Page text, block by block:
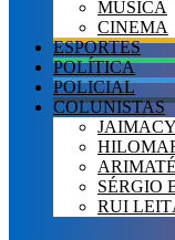
MÚSICA
CINEMA
ESPORTES
POLÍTICA
POLICIAL
COLUNISTAS
SÉRGIO
RUI